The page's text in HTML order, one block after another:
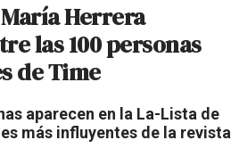
q
u
e
Herrera
las 100 personas
deTime
aparecen en la La-Lista de
más influyentes de la revista